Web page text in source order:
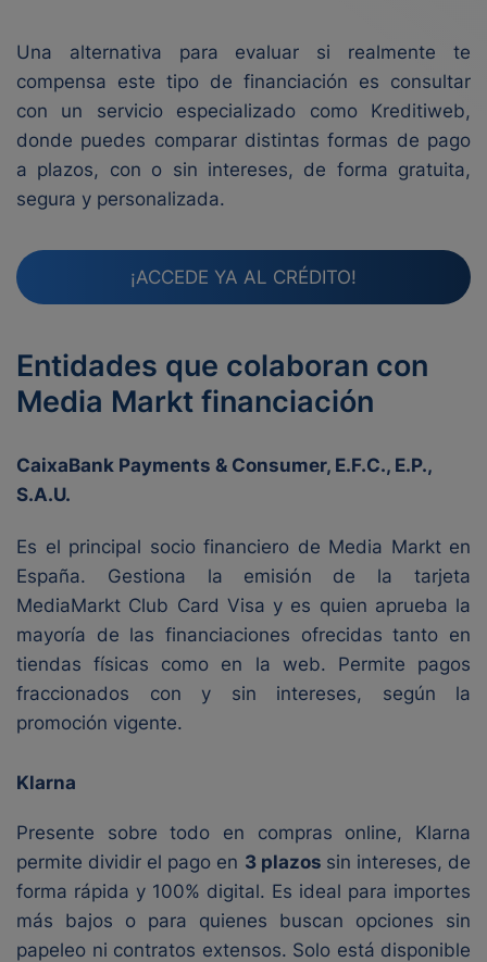
Una alternativa para evaluar si realmente te
compensa este tipo de financiación es consultar
con un servicio especializado como Kreditiweb,
donde puedes comparar distintas formas de pago
a plazos, con o sin intereses, de forma gratuita,
segura y personalizada.
¡ACCEDE YA AL CRÉDITO!
Entidades que colaboran con
Media Markt financiación
CaixaBank Payments & Consumer, E.F.C., E.P.,
S.A.U.
Es el principal socio financiero de Media Markt en
España. Gestiona la emisión de la tarjeta
MediaMarkt Club Card Visa y es quien aprueba la
mayoría de las financiaciones ofrecidas tanto en
tiendas físicas como en la web. Permite pagos
fraccionados con y sin intereses, según la
promoción vigente.
Klarna
Presente sobre todo en compras online, Klarna
permite dividir el pago en 3 plazos sin intereses, de
forma rápida y 100% digital. Es ideal para importes
más bajos o para quienes buscan opciones sin
papeleo ni contratos extensos. Solo está disponible